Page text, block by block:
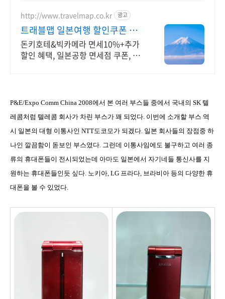
http://www.travelmap.co.kr 광고
트래블맵 일본여행 할인쿠폰 일
본여행 필수 쿠폰 다운가능
돈키호테&빅카메라 면세10%+추가
할인 혜택, 일본공항 면세점 쿠폰, 어
P&E/Expo Comm China 2008에서 본 여러 부스들 중에서 국내의 SK 텔
레콤처럼 텔레콤 회사가 차린 부스가 꽤 되었다. 이번에 소개할 부스 역
시 일본의 대형 이통사인 NTT도코모가 되겠다. 일본 회사들의 장점중 하
나인 깔끔함이 돋보인 부스였다. 그런데 이통사임에도 불구하고 여러 종
류의 휴대폰들이 전시되었는데 아마도 일본에서 자기네들 통신사를 지
원하는 휴대폰들인듯 싶다. 노키아, LG 프라다, 브라비아 등의 다양한 휴
대폰을 볼 수 있었다.